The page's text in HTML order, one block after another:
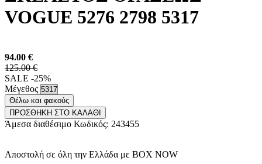
VOGUE 5276 2798 5317
94.00 €
125.00 €
SALE -25%
Μέγεθος
Θέλω και φακούς
ΠΡΟΣΘΗΚΗ ΣΤΟ ΚΑΛΑΘΙ
Άμεσα διαθέσιμο Κωδικός: 243455
Αποστολή σε όλη την Ελλάδα με BOX NOW